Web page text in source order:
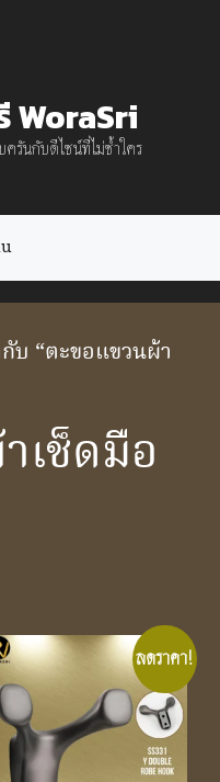
WoraSri
รันกับดีไซน์ที่ไม่ซ้ำใคร
บ “ตะขอแขวนผ้า
เช็ดมือ
ลดราคา!